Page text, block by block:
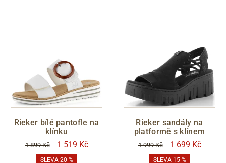
Rieker bílé pantofle na
klínku
1 899 Kč 1 519 Kč
SLEVA 20 %
Rieker sandály na
platformě s klínem
1 999 Kč 1 699 Kč
SLEVA 15 %